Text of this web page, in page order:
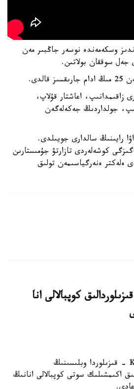
وسكەمەندە نوسەر جاڭبىر مەن
سوققان بولاتىن.
زاقىمدانىپ، اعاشتار قۇلاپ،
جولداردىڭ جەكەلەگەن
اۋا رايىنىڭ سالدارى جويىلدى.
كوشەلەردى تازارتۋ جۇمىستارىن
ەلەكتر ەنەرگياسىمەن تولىق
كوپبالالى انا
قىزىلوردا. KAZINFORM - قىزىلوردا وبلىسىنىڭ
اكىمشىلىك سوتى كوپبالالى انانىڭ